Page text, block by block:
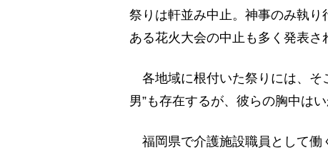
祭りは軒並み中止。神事のみ執
ある花火大会の中止も多く発表さ
各地域に根付いた祭りには、そ
男”も存在するが、彼らの胸中は
福岡県で介護施設職員として働